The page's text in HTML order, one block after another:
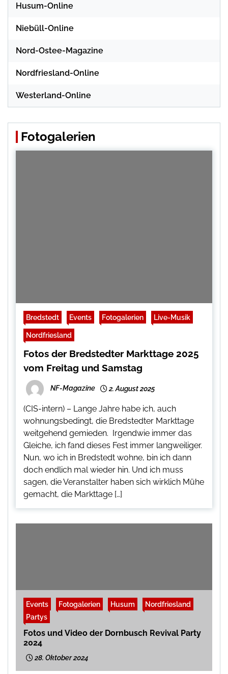
Husum-Online
Niebüll-Online
Nord-Ostee-Magazine
Nordfriesland-Online
Westerland-Online
Fotogalerien
Bredstedt Events Fotogalerien Live-Musik
Nordfriesland
Fotos der Bredstedter Markttage 2025
vom Freitag und Samstag
NF-Magazine 2. August 2025
(CIS-intern) – Lange Jahre habe ich, auch
wohnungsbedingt, die Bredstedter Markttage
weitgehend gemieden. Irgendwie immer das
Gleiche, ich fand dieses Fest immer langweiliger.
Nun, wo ich in Bredstedt wohne, bin ich dann
doch endlich mal wieder hin. Und ich muss
sagen, die Veranstalter haben sich wirklich Mühe
gemacht, die Markttage […]
Events Fotogalerien Husum
Nordfriesland
Partys
Fotos und Video der Dornbusch Revival Party
2024
28. Oktober 2024